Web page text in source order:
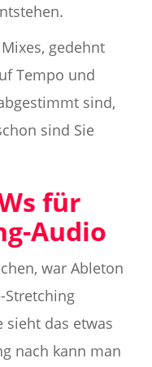
gedehnt
Tempo und
sind,
sind Sie
für
Audio
war Ableton
Stretching
sieht das etwas
nach kann man